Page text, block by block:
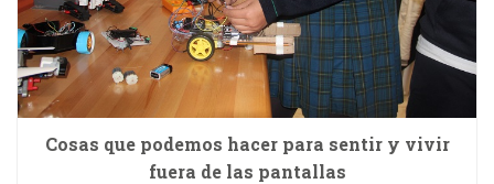
Cosas que podemos hacer para sentir y vivir
fuera de las pantallas